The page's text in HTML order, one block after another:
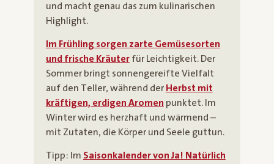
und macht genau das zum kulinarischen
Highlight.
Im Frühling sorgen zarte Gemüsesorten
und frische Kräuterfür Leichtigkeit. Der
Sommer bringt sonnengereifte Vielfalt
auf den Teller, während der Herbst mit
kräftigen, erdigen Aromen punktet. Im
Winter wird es herzhaft und wärmend –
mit Zutaten, die Körper und Seele guttun.
Tipp: Im Saisonkalender von Ja! Natürlich